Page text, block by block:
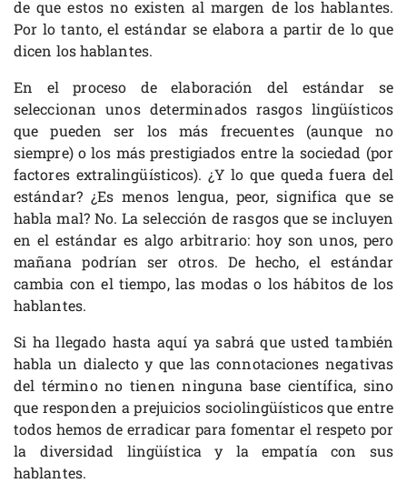
de que estos no existen al margen de los hablantes.
Por lo tanto, el estándar se elabora a partir de lo que
dicen los hablantes.
En el proceso de elaboración del estándar se
seleccionan unos determinados rasgos lingüísticos
que pueden ser los más frecuentes (aunque no
siempre) o los más prestigiados entre la sociedad (por
factores extralingüísticos). ¿Y lo que queda fuera del
estándar? ¿Es menos lengua, peor, significa que se
habla mal? No. La selección de rasgos que se incluyen
en el estándar es algo arbitrario: hoy son unos, pero
mañana podrían ser otros. De hecho, el estándar
cambia con el tiempo, las modas o los hábitos de los
hablantes.
Si ha llegado hasta aquí ya sabrá que usted también
habla un dialecto y que las connotaciones negativas
del término no tienen ninguna base científica, sino
que responden a prejuicios sociolingüísticos que entre
todos hemos de erradicar para fomentar el respeto por
la diversidad lingüística y la empatía con sus
hablantes.